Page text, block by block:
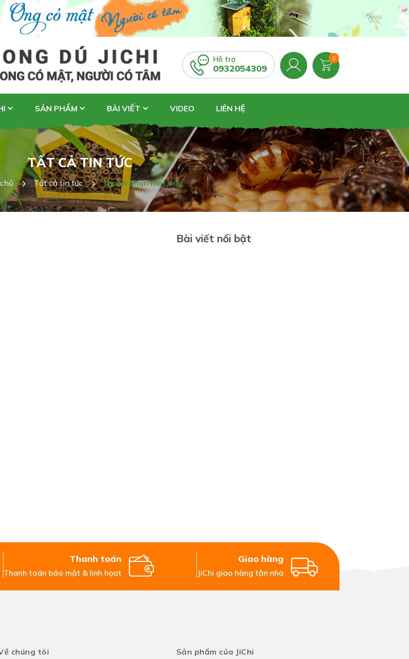
Hỗ trợ
0932054309
0
SẢN PHẨM BÀI VIẾT VIDEO LIÊN HỆ
TẤT CẢ TIN TỨC
Tất cả tin tức thanh phan mat ong
Bài viết nổi bật
Thanh toán
Thanh toán bảo mật & linh họat
Giao hàng
JiChi giao hàng tận nhà
chúng tôi Sản phẩm của JiChi